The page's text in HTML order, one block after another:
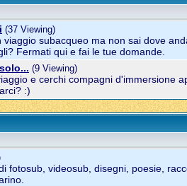
(37 Viewing)
viaggio subacqueo ma non sai dove
Fermati qui e fai le tue domande.
(9 Viewing)
e cerchi compagni d'immersione
:)
fotosub, videosub, disegni, poesie,